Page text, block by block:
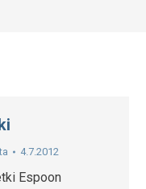
4.7.2012
Espoon